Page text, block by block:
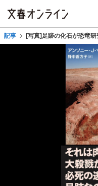
記事 [写真]足跡の化石が恐竜